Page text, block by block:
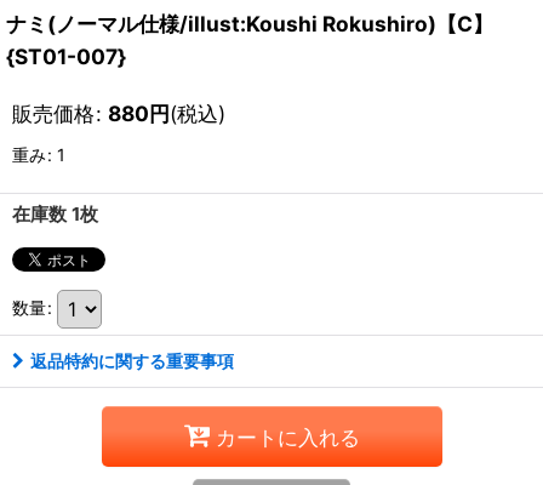
ナミ(ノーマル仕様/illust:Koushi Rokushiro)【C】
{ST01-007}
販売価格: 880円(税込)
重み: 1
在庫数 1枚
数量:
返品特約に関する重要事項
カートに入れる